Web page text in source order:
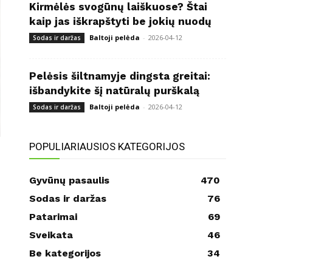
Kirmėlės svogūnų laiškuose? Štai
kaip jas iškrapštyti be jokių nuodų
Sodas ir daržas Baltoji pelėda - 2026-04-12
Pelėsis šiltnamyje dingsta greitai:
išbandykite šį natūralų purškalą
Sodas ir daržas Baltoji pelėda - 2026-04-12
POPULIARIAUSIOS KATEGORIJOS
Gyvūnų pasaulis
470
Sodas ir daržas
76
Patarimai
69
Sveikata
46
Be kategorijos
34